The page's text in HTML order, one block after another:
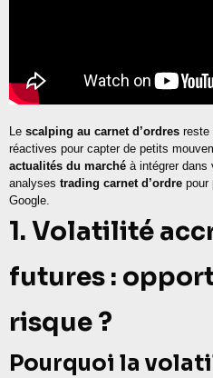
Le scalping au carnet d’ordres reste
réactives pour capter de petits
actualités du marché à intégrer dans
analyses trading carnet d’ordre pour
Google.
1. Volatilité
futures :
risque ?
Pourquoi la